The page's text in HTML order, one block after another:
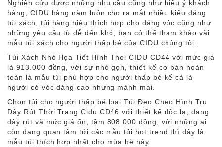
Nghiên cứu được những nhu cầu cũng như hiểu ý khách
hàng, CIDU hàng năm luôn cho ra mắt nhiều kiểu dáng
túi xách, túi hàng hiệu thích hợp cho dáng vóc cũng như
những yêu cầu từ dễ đến khó, bạn có thể tham khảo vài
mẫu túi xách cho người thấp bé của CIDU chúng tôi:
Túi Xách Nhỏ Họa Tiết Hình Thoi CIDU CD44 với mức giá
là 913.000 đồng, với sự nhỏ gọn, thiết kế cơ bản hoàn
toàn là mẫu túi phù hợp cho người thấp bé kể cả là
người có vóc dáng cao nhưng mảnh mai.
Chọn túi cho người thấp bé loại Túi Đeo Chéo Hình Trụ
Dây Rút Thời Trang Cidu CD46 với thiết kế độc lạ, dang
dây rút và mức giá ổn, tầm 808.000 đồng, với những ai
còn đang quan tâm tới các mẫu túi hot trend thì đây là
mẫu túi thích hợp nhất cho mùa hè này.